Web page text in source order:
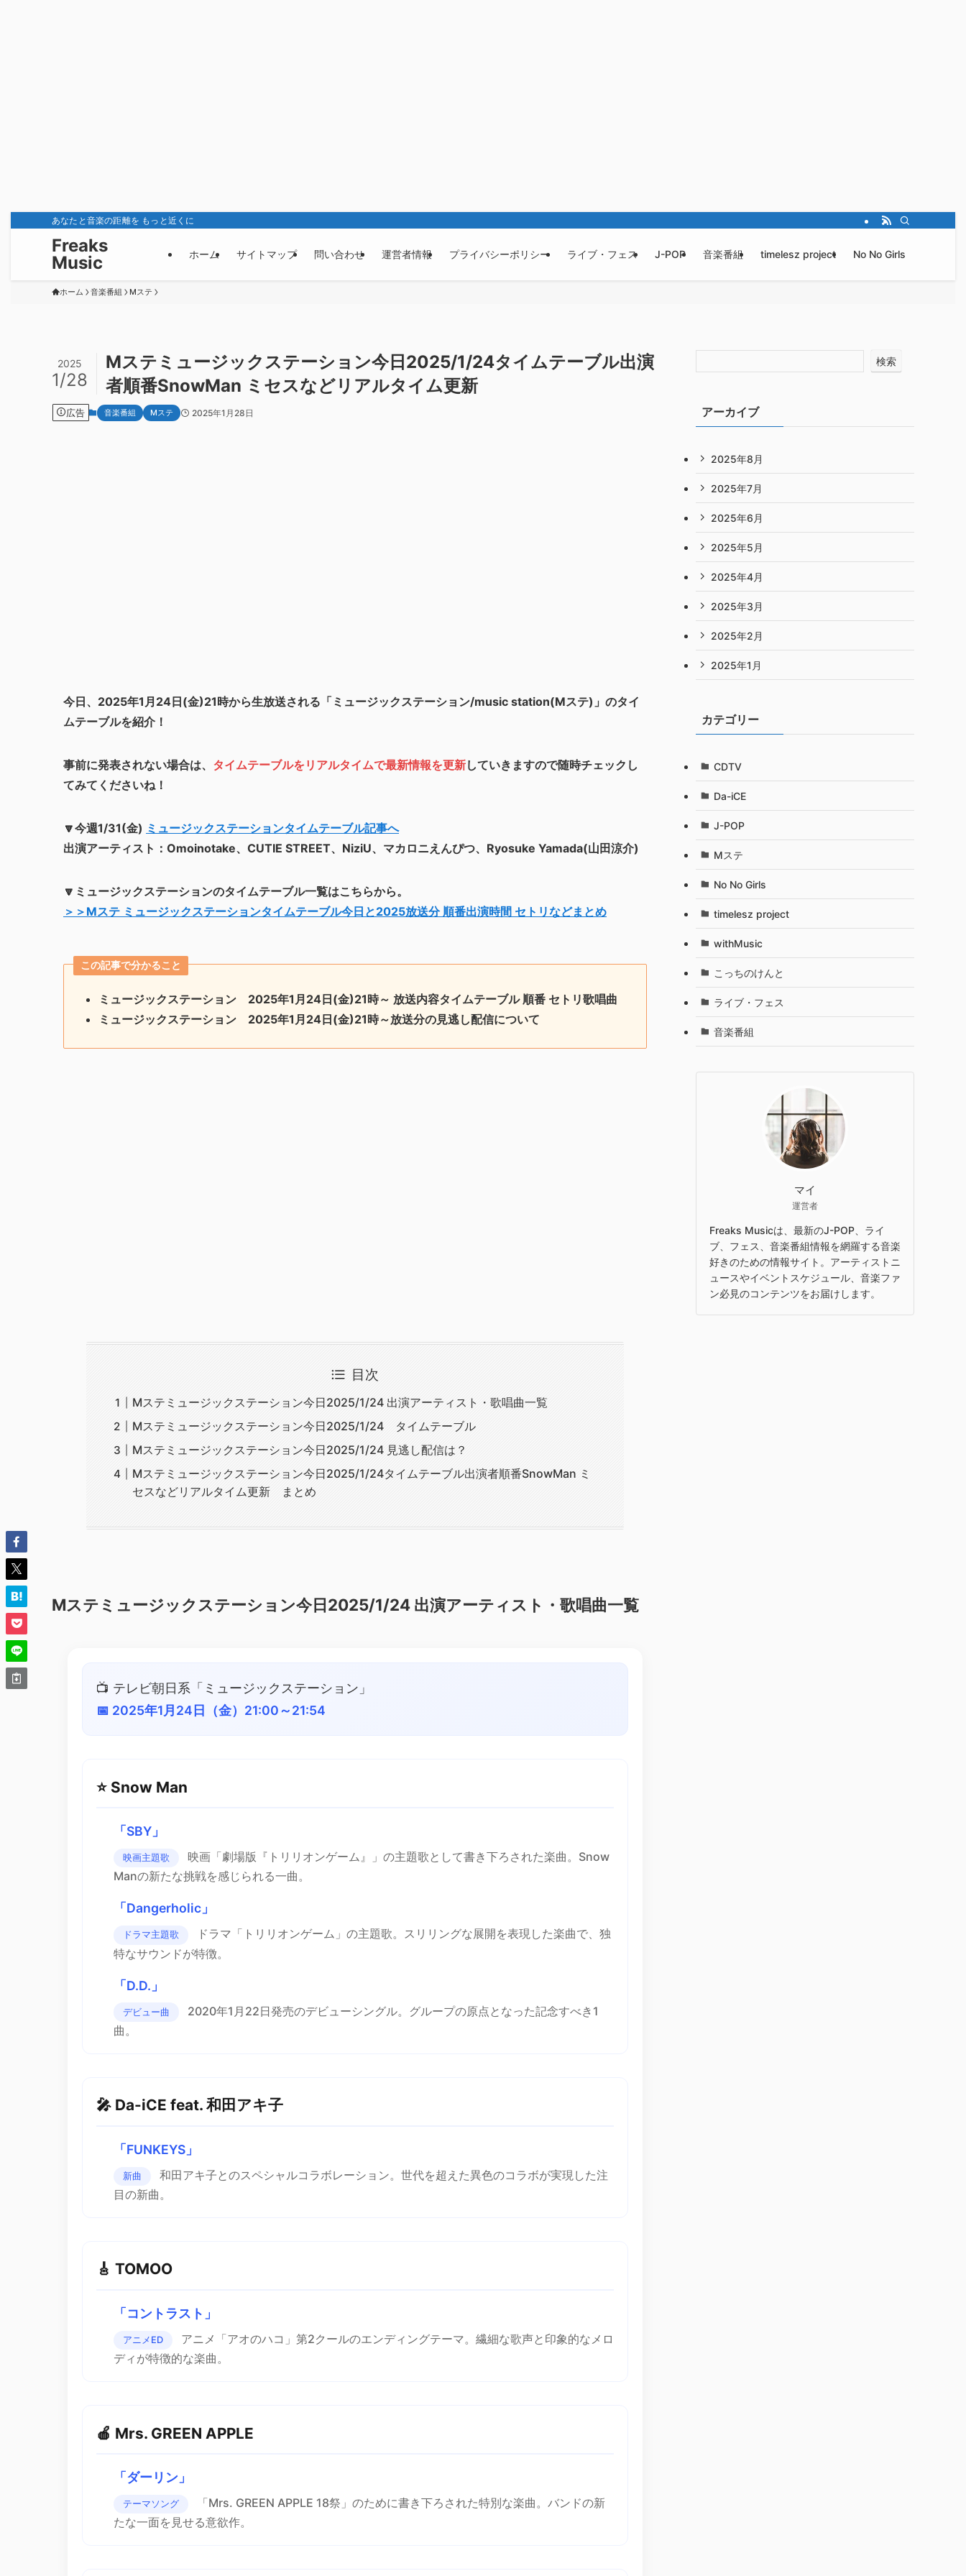
あなたと音楽の距離を もっと近くに
Freaks
Music
ホーム サイトマップ 問い合わせ 運営者情報 プライバシーポリシー ライブ・フェス J-POP 音楽番組 timelesz project No No Girls
ホーム 音楽番組 Mステ
Mステミュージックステーション今日2025/1/24タイムテーブル出演
者順番SnowMan ミセスなどリアルタイム更新
2025
1/28
広告 音楽番組 Mステ 2025年1月28日
今日、2025年1月24日(金)21時から生放送される「ミュージックステーション/music station(Mステ)」のタイ
ムテーブルを紹介！
事前に発表されない場合は、 タイムテーブルをリアルタイムで最新情報を更新していきますので随時チェックし
てみてくださいね！
🔽今週1/31(金) ミュージックステーションタイムテーブル記事へ
出演アーティスト：Omoinotake、CUTIE STREET、NiziU、マカロニえんぴつ、Ryosuke Yamada(山田涼介)
🔽ミュージックステーションのタイムテーブル一覧はこちらから。
＞＞Mステ ミュージックステーションタイムテーブル今日と2025放送分 順番出演時間 セトリなどまとめ
この記事で分かること
ミュージックステーション 2025年1月 24日(金)21時～ 放送内容タイムテーブル 順番 セトリ歌唱曲
ミュージックステーション 2025年1月 24日(金)21時～放送分の見逃し配信について
目次
Mステミュージックステーション今日2025/1/24 出演アーティスト・歌唱曲一覧
Mステミュージックステーション今日2025/1/24 タイムテーブル
Mステミュージックステーション今日2025/1/24 見逃し配信は？
Mステミュージックステーション今日2025/1/24タイムテーブル出演者順番SnowMan ミ
セスなどリアルタイム更新 まとめ
Mステミュージックステーション今日2025/1/24 出演アーティスト・歌唱曲一覧
📺 テレビ朝日系「ミュージックステーション」
📅 2025年1月24日（金）21:00～21:54
⭐️ Snow Man
「SBY」
映画主題歌
映画「劇場版『トリリオンゲーム』」の主題歌として書き下ろされた楽曲。Snow
Manの新たな挑戦を感じられる一曲。
「Dangerholic」
ドラマ主題歌
ドラマ「トリリオンゲーム」の主題歌。スリリングな展開を表現した楽曲で、独
特なサウンドが特徴。
「D.D.」
デビュー曲
2020年1月22日発売のデビューシングル。グループの原点となった記念すべき1
曲。
🎤 Da-iCE feat. 和田アキ子
「FUNKEYS」
新曲
和田アキ子とのスペシャルコラボレーション。世代を超えた異色のコラボが実現した注
目の新曲。
🎸 TOMOO
「コントラスト」
アニメED
アニメ「アオのハコ」第2クールのエンディングテーマ。繊細な歌声と印象的なメロ
ディが特徴的な楽曲。
🍎 Mrs. GREEN APPLE
「ダーリン」
テーマソング
「Mrs. GREEN APPLE 18祭」のために書き下ろされた特別な楽曲。バンドの新
たな一面を見せる意欲作。
検索
アーカイブ
2025年8月
2025年7月
2025年6月
2025年5月
2025年4月
2025年3月
2025年2月
2025年1月
カテゴリー
CDTV
Da-iCE
J-POP
Mステ
No No Girls
timelesz project
withMusic
こっちのけんと
ライブ・フェス
音楽番組
マイ
運営者
Freaks Musicは、最新のJ-POP、ライ
ブ、フェス、音楽番組情報を網羅する音楽
好きのための情報サイト。アーティストニ
ュースやイベントスケジュール、音楽ファ
ン必見のコンテンツをお届けします。